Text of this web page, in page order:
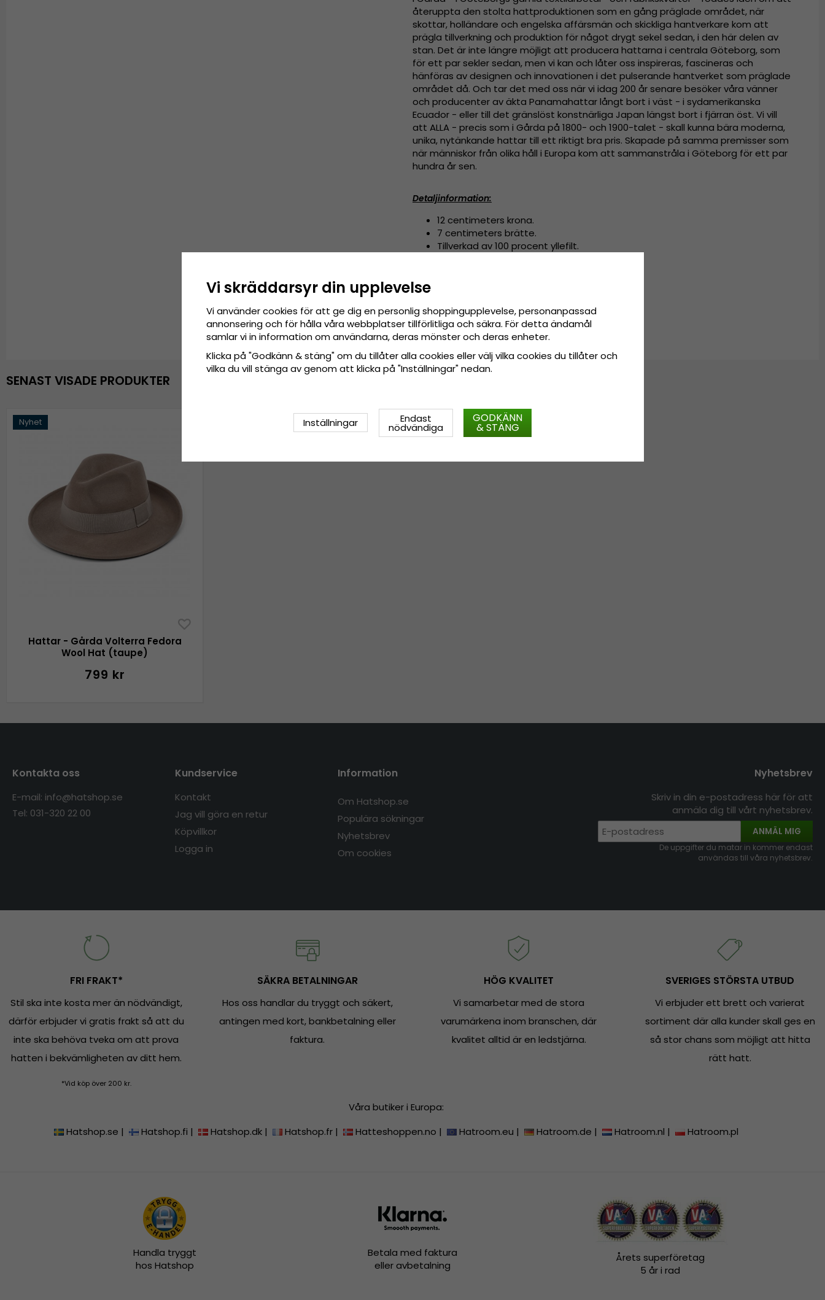
återuppta den stolta hattproduktionen som en gång präglade området, när
skottar, holländare och engelska affärsmän och skickliga hantverkare kom att
prägla tillverkning och produktion för något drygt sekel sedan, i den här delen av
stan. Det är inte längre möjligt att producera hattarna i centrala Göteborg, som
för ett par sekler sedan, men vi kan och låter oss inspireras, fascineras och
hänföras av designen och innovationen i det pulserande hantverket som präglade
området då. Och tar det med oss när vi idag 200 år senare besöker våra vänner
och producenter av äkta Panamahattar långt bort i väst - i sydamerikanska
Ecuador - eller till det gränslöst konstnärliga Japan längst bort i fjärran öst. Vi vill
att ALLA - precis som i Gårda på 1800- och 1900-talet - skall kunna bära moderna,
unika, nytänkande hattar till ett riktigt bra pris. Skapade på samma premisser som
när människor från olika håll i Europa kom att sammanstråla i Göteborg för ett par
hundra år sen.
Detaljinformation:
12 centimeters krona.
7 centimeters brätte.
Tillverkad av100 procent yllefilt.
SENAST VISADE PRODUKTER
Nyhet
Hattar - Gårda Volterra Fedora
Wool Hat (taupe)
799 kr
Kontakta oss
E-mail: info@hatshop.se
Tel: 031-320 22 00
Kundservice
Kontakt
Jag vill göra en retur
Köpvillkor
Logga in
Information
Om Hatshop.se
Populära sökningar
Nyhetsbrev
Om cookies
Nyhetsbrev
Skriv in din e-postadress här för att
anmäla dig till vårt nyhetsbrev.
ANMÄL MIG
De uppgifter du matar in kommer endast
användas till våra nyhetsbrev.
FRI FRAKT*
Stil ska inte kosta mer än nödvändigt,
därför erbjuder vi gratis frakt så att du
inte ska behöva tveka om att prova
hatten i bekvämligheten av ditt hem.
*Vid köp över 200 kr.
SÄKRA BETALNINGAR
Hos oss handlar du tryggt och säkert,
antingen med kort, bankbetalning eller
faktura.
HÖG KVALITET
Vi samarbetar med de stora
varumärkena inom branschen, där
kvalitet alltid är en ledstjärna.
SVERIGES STÖRSTA UTBUD
Vi erbjuder ett brett och varierat
sortiment där alla kunder skall ges en
så stor chans som möjligt att hitta
rätt hatt.
Våra butiker i Europa:
Hatshop.se | Hatshop.fi | Hatshop.dk | Hatshop.fr | Hatteshoppen.no | Hatroom.eu | Hatroom.de | Hatroom.nl | Hatroom.pl
Handla tryggt
hos Hatshop
Betala med faktura
eller avbetalning
Årets superföretag
5 år i rad
Vi skräddarsyr din upplevelse
Vi använder cookies för att ge dig en personlig shoppingupplevelse, personanpassad
annonsering och för hålla våra webbplatser tillförlitliga och säkra. För detta ändamål
samlar vi in information om användarna, deras mönster och deras enheter.
Klicka på "Godkänn & stäng" om du tillåter alla cookies eller välj vilka cookies du tillåter och
vilka du vill stänga av genom att klicka på "Inställningar" nedan.
Inställningar Endast
nödvändiga
GODKÄNN
& STÄNG